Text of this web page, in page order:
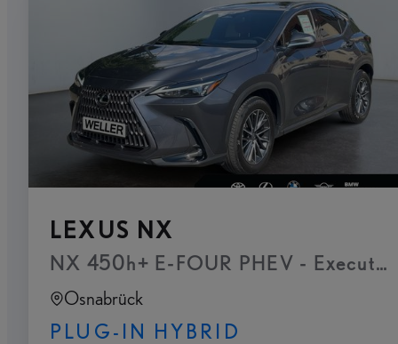
LEXUS NX
NX 450h+ E-FOUR PHEV -
Osnabrück
PLUG-IN HYBRID